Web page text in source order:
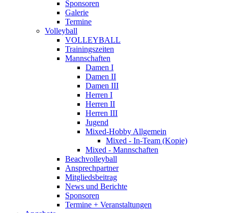
Sponsoren
Galerie
Termine
Volleyball
VOLLEYBALL
Trainingszeiten
Mannschaften
Damen I
Damen II
Damen III
Herren I
Herren II
Herren III
Jugend
Mixed-Hobby Allgemein
Mixed - In-Team (Kopie)
Mixed - Mannschaften
Beachvolleyball
Ansprechpartner
Mitgliedsbeitrag
News und Berichte
Sponsoren
Termine + Veranstaltungen